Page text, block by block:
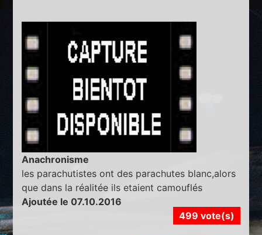
Anachronisme
les parachutistes ont des parachutes blanc,alors
que dans la réalitée ils etaient camouflés
Ajoutée le 07.10.2016
499 vote(s)